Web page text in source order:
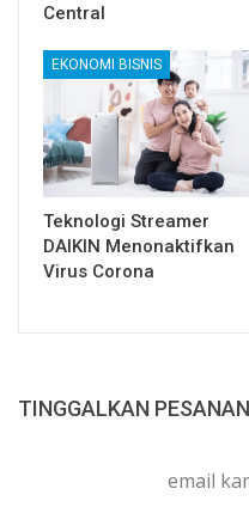
Central
EKONOMI BISNIS
Teknologi Streamer
DAIKIN Menonaktifkan
Virus Corona
TINGGALKAN PESANAN
email